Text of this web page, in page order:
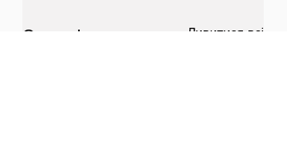
Останні пости Дивитися всі